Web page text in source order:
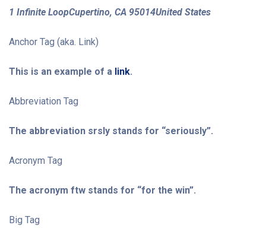
1 Infinite LoopCupertino, CA 95014United States
Anchor Tag (aka. Link)
This is an example of a link.
Abbreviation Tag
The abbreviation srsly stands for “seriously”.
Acronym Tag
The acronym ftw stands for “for the win”.
Big Tag